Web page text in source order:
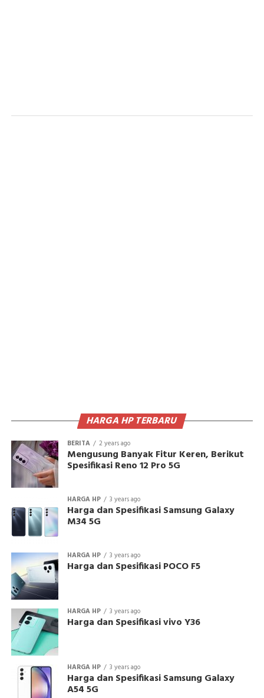
HARGA HP TERBARU
BERITA 2 years ago
Mengusung Banyak Fitur Keren, Berikut
Spesifikasi Reno 12 Pro 5G
HARGA HP 3 years ago
Harga dan Spesifikasi Samsung Galaxy
M34 5G
HARGA HP 3 years ago
Harga dan Spesifikasi POCO F5
HARGA HP 3 years ago
Harga dan Spesifikasi vivo Y36
HARGA HP 3 years ago
Harga dan Spesifikasi Samsung Galaxy
A54 5G